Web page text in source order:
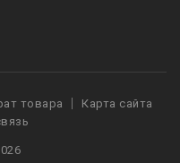
товара
Карта сайта